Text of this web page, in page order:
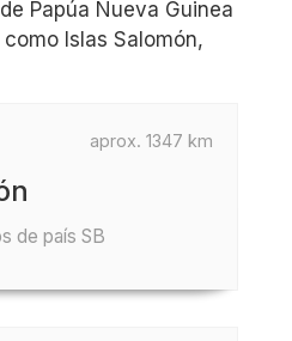
Papúa Nueva Guinea
Islas Salomón,
aprox. 1347 km
de país SB